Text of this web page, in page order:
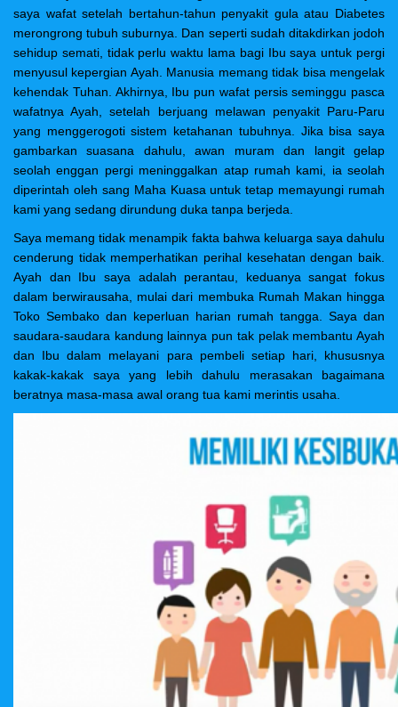
saya wafat setelah bertahun-tahun penyakit gula atau Diabetes
merongrong tubuh suburnya. Dan seperti sudah ditakdirkan jodoh
sehidup semati, tidak perlu waktu lama bagi Ibu saya untuk pergi
menyusul kepergian Ayah. Manusia memang tidak bisa mengelak
kehendak Tuhan. Akhirnya, Ibu pun wafat persis seminggu pasca
wafatnya Ayah, setelah berjuang melawan penyakit Paru-Paru
yang menggerogoti sistem ketahanan tubuhnya. Jika bisa saya
gambarkan suasana dahulu, awan muram dan langit gelap
seolah enggan pergi meninggalkan atap rumah kami, ia seolah
diperintah oleh sang Maha Kuasa untuk tetap memayungi rumah
kami yang sedang dirundung duka tanpa berjeda.
Saya memang tidak menampik fakta bahwa keluarga saya dahulu
cenderung tidak memperhatikan perihal kesehatan dengan baik.
Ayah dan Ibu saya adalah perantau, keduanya sangat fokus
dalam berwirausaha, mulai dari membuka Rumah Makan hingga
Toko Sembako dan keperluan harian rumah tangga. Saya dan
saudara-saudara kandung lainnya pun tak pelak membantu Ayah
dan Ibu dalam melayani para pembeli setiap hari, khususnya
kakak-kakak saya yang lebih dahulu merasakan bagaimana
beratnya masa-masa awal orang tua kami merintis usaha.